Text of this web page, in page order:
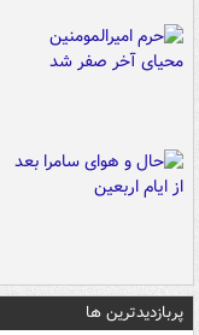
پربازدیدترین ها